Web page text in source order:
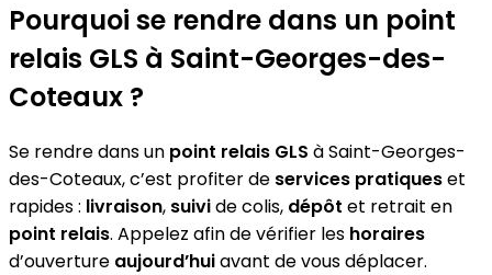
Pourquoi se rendre dans un point
relais GLS à Saint-Georges-des-
Coteaux ?
Se rendre dans un point relais GLS à Saint-Georges-
des-Coteaux, c’est profiter de services pratiqueset
rapides : livraison, suivide colis, dépôt et retrait en
point relais. Appelez afin de vérifier les horaires
d’ouverture aujourd’huiavant de vous déplacer.